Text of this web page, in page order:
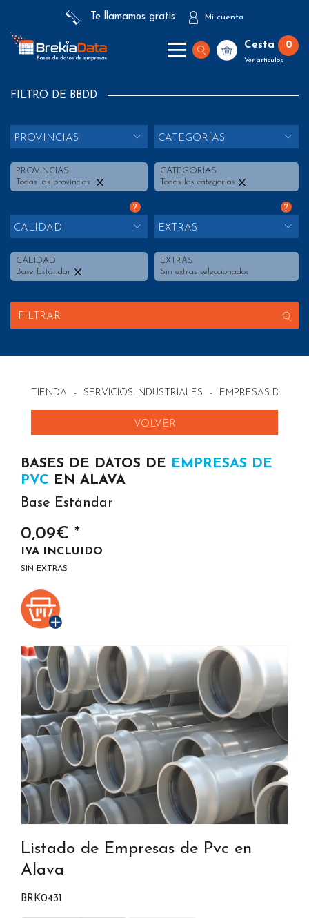
Te llamamos gratis Mi cuenta
Cesta 0
Ver artículos
FILTRO DE BBDD
PROVINCIAS
PROVINCIAS
Todas las provincias
CATEGORÍAS
CATEGORÍAS
Todas las categorías
?
CALIDAD
CALIDAD
Base Estándar
?
EXTRAS
EXTRAS
Sin extras seleccionados
FILTRAR
TIENDA - SERVICIOS INDUSTRIALES - EMPRESAS DE
VOLVER
BASES DE DATOS DE EMPRESAS DE
PVC EN ALAVA
Base Estándar
0,09€ *
IVA INCLUIDO
SIN EXTRAS
Listado de Empresas de Pvc en
Alava
BRK0431